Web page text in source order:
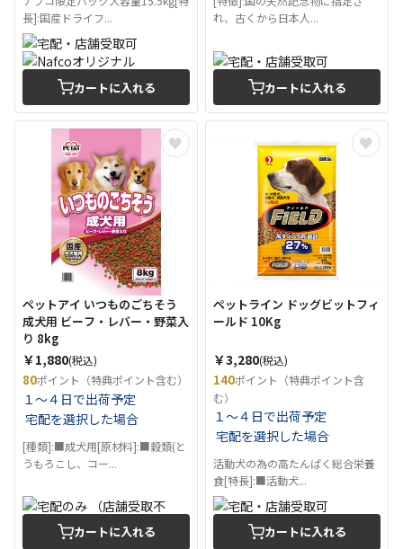
長]:国産ドライフ...
カートに入れる
れ、古くから日本人...
カートに入れる
ペットアイ いつものごちそう
成犬用 ビーフ・レバー・野菜入
り 8kg
￥1,880(税込)
80ポイント（特典ポイント含む）
１～４日で出荷予定
宅配を選択した場合
[種類]:■成犬用[原材料]:■穀類(と
うもろこし、コー...
カートに入れる
ペットライン ドッグビットフィ
ールド 10Kg
￥3,280(税込)
140ポイント（特典ポイント含
む）
１～４日で出荷予定
宅配を選択した場合
活動犬の為の高たんぱく総合栄養
食[特長]:■活動犬...
カートに入れる